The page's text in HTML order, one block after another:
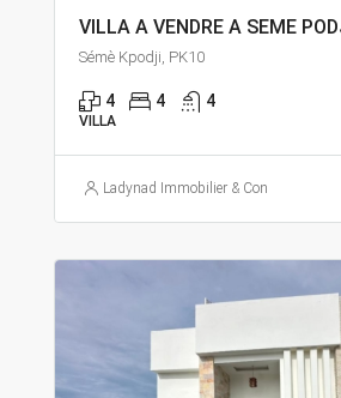
VILLA A VENDRE A SEME
Sémè Kpodji, PK10
4 4 4
VILLA
Ladynad Immobilier & Construction